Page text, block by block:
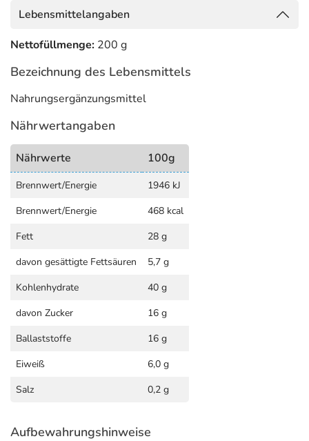
Glutenanteil kleiner 0,5 mg/100g
Na 34
K 424
Mg 93
Fe 4
Cu 0,97
Zn 3,5
Landsberger Straße 7
86504 Merching
Informationen zu diesem Lebensmittel (wie z. B. Zutaten,
hinterlegt. (oben)
Lebensmittelangaben
Nettofüllmenge: 200 g
Bezeichnung des Lebensmittels
Nahrungsergänzungsmittel
Nährwertangaben
Nährwerte 100g
Brennwert/Energie
1946 kJ
Brennwert/Energie
468 kcal
Fett
28 g
davon gesättigte Fettsäuren
5,7 g
Kohlenhydrate
40 g
davon Zucker
16 g
Ballaststoffe
16 g
Eiweiß
6,0 g
Salz
0,2 g
Aufbewahrungshinweise